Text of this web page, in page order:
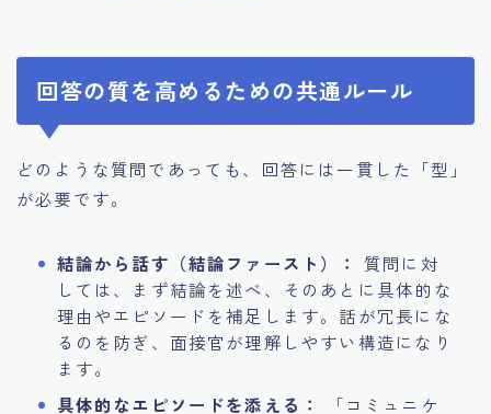
回答の質を高めるための共通ルール
どのような質問であっても、回答には一貫した「型」
が必要です。
結論から話す（結論ファースト）：
質問に対
しては、まず結論を述べ、そのあとに具体的な
理由やエピソードを補足します。話が冗長にな
るのを防ぎ、面接官が理解しやすい構造になり
ます。
具体的なエピソードを添える：
「コミュニケ